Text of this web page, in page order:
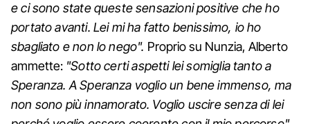
e ci sono state queste sensazioni positive che ho
portato avanti. Lei mi ha fatto benissimo, io ho
sbagliato e non lo nego". Proprio su Nunzia, Alberto
ammette: "Sotto certi aspetti lei somiglia tanto a
Speranza. A Speranza voglio un bene immenso, ma
non sono più innamorato. Voglio uscire senza di lei